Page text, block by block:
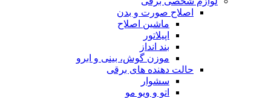
اصلاح صورت و بدن
ماشین اصلاح
اپیلاتور
بند انداز
موزن گوش، بینی و ابرو
حالت دهنده های برقی
سشوار
اتو و ویو مو